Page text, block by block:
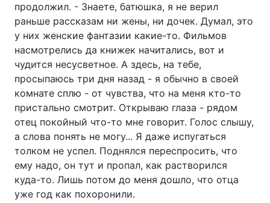
продолжил. - Знаете, батюшка, я не верил
раньше рассказам ни жены, ни дочек. Думал, это
у них женские фантазии какие-то. Фильмов
насмотрелись да книжек начитались, вот и
чудится несусветное. А здесь, на тебе,
просыпаюсь три дня назад - я обычно в своей
комнате сплю - от чувства, что на меня кто-то
пристально смотрит. Открываю глаза - рядом
отец покойный что-то мне говорит. Голос слышу,
а слова понять не могу... Я даже испугаться
толком не успел. Поднялся переспросить, что
ему надо, он тут и пропал, как растворился
куда-то. Лишь потом до меня дошло, что отца
уже год как похоронили.